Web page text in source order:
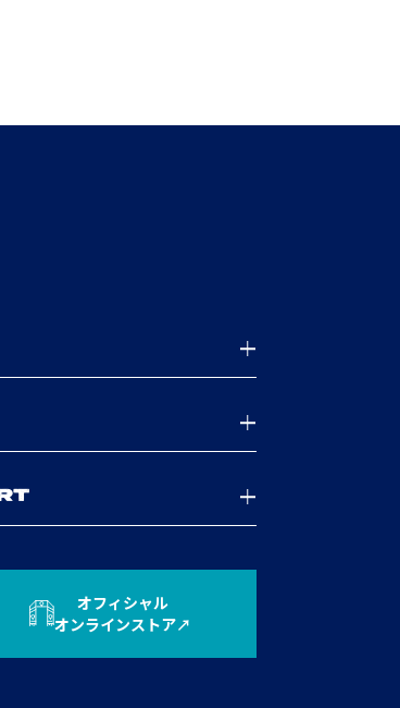
オフィシャル
オンラインストア